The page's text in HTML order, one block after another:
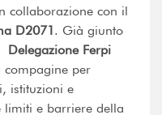
collaborazione con il
D2071. Già giunto
Delegazione Ferpi
compagine per
istituzioni e
limiti e barriere della